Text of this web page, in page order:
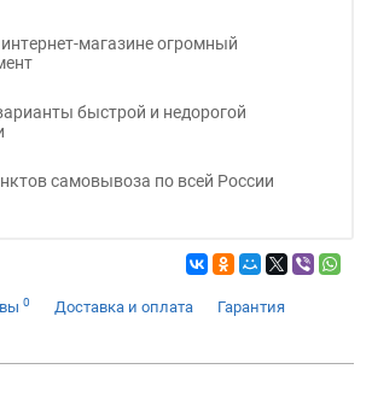
магазине огромный
быстрой и недорогой
самовывоза по всей России
0 Доставка и оплата Гарантия